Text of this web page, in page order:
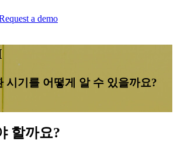
a demo
시기를 어떻게 알 수 있을까요?
할까요?